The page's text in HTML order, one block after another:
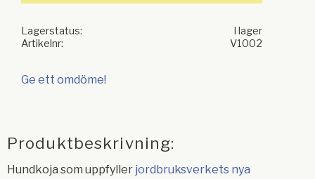
Lagerstatus
I lager
Artikelnr
V1002
Ge ett omdöme!
Produktbeskrivning:
Hundkoja som uppfyller jordbruksverkets nya